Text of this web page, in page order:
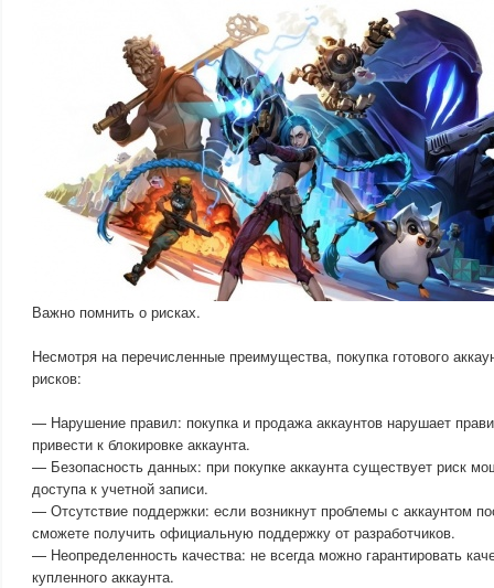
Важно помнить о рисках.
Несмотря на перечисленные преимущества, покупка готового
рисков:
— Нарушение правил: покупка и продажа аккаунтов нарушает
привести к блокировке аккаунта.
— Безопасность данных: при покупке аккаунта существует риск
доступа к учетной записи.
— Отсутствие поддержки: если возникнут проблемы с аккаунтом
сможете получить официальную поддержку от разработчиков.
— Неопределенность качества: не всегда можно гарантировать
купленного аккаунта.